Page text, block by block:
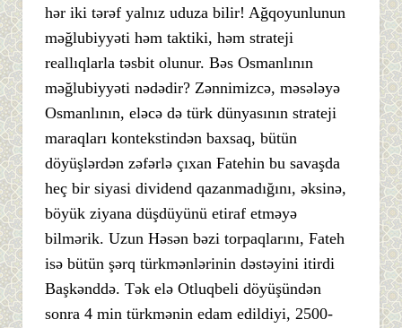
hər iki tərəf yalnız uduza bilir! Ağqoyunlunun
məğlubiyyəti həm taktiki, həm strateji
reallıqlarla təsbit olunur. Bəs Osmanlının
məğlubiyyəti nədədir? Zənnimizcə, məsələyə
Osmanlının, eləcə də türk dünyasının strateji
maraqları kontekstindən baxsaq, bütün
döyüşlərdən zəfərlə çıxan Fatehin bu savaşda
heç bir siyasi dividend qazanmadığını, əksinə,
böyük ziyana düşdüyünü etiraf etməyə
bilmərik. Uzun Həsən bəzi torpaqlarını, Fateh
isə bütün şərq türkmənlərinin dəstəyini itirdi
Başkənddə. Tək elə Otluqbeli döyüşündən
sonra 4 min türkmənin edam edildiyi, 2500-